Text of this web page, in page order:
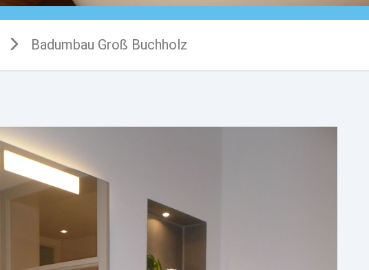
Badumbau Groß Buchholz